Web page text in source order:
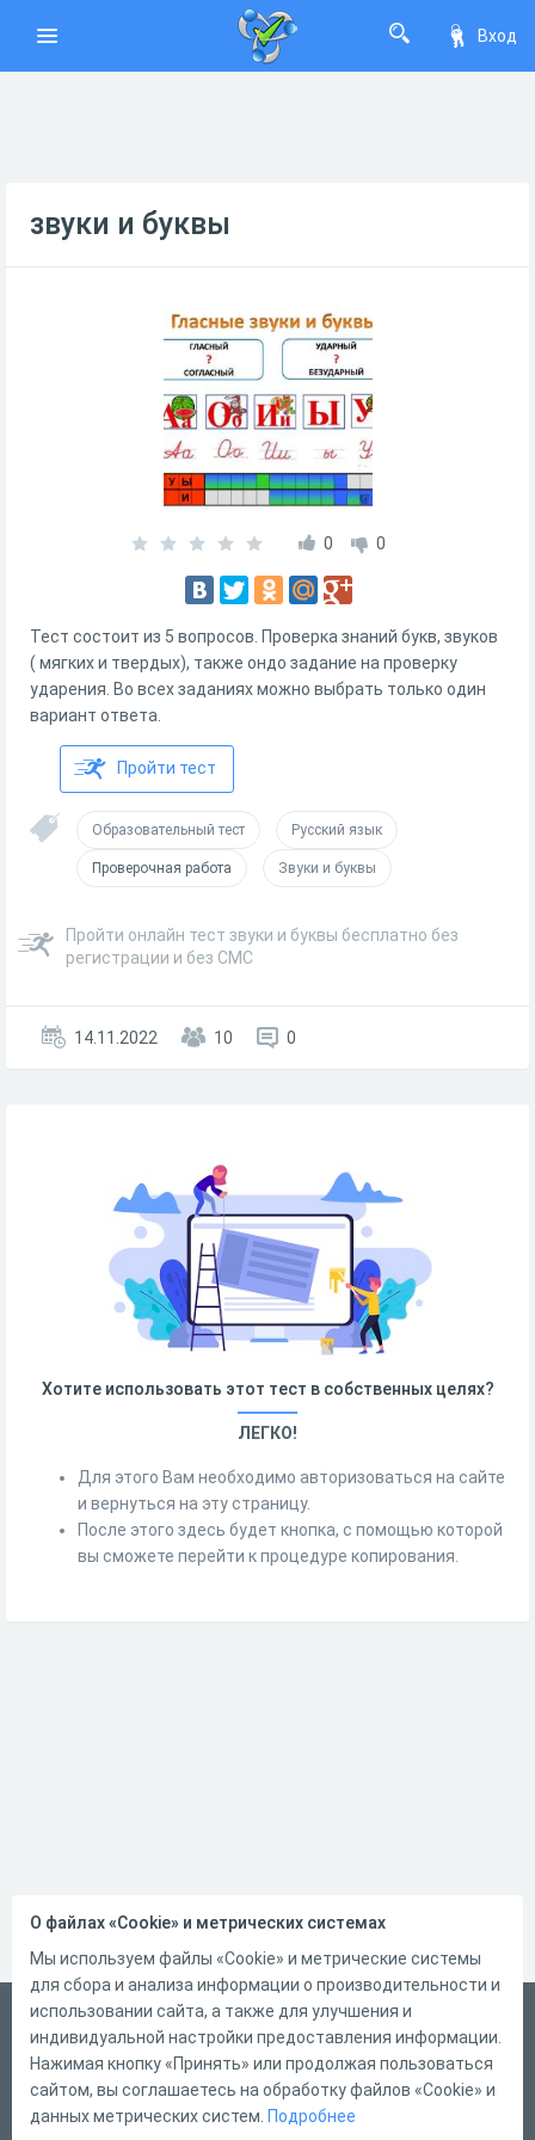
Вход
звуки и буквы
0 0
Тест состоит из 5 вопросов. Проверка знаний букв, звуков
( мягких и твердых), также ондо задание на проверку
ударения. Во всех заданиях можно выбрать только один
вариант ответа.
Пройти тест
Образовательный тест Русский язык
Проверочная работа Звуки и буквы
Пройти онлайн тест звуки и буквы бесплатно без
регистрации и без СМС
14.11.2022 10 0
Хотите использовать этот тест в собственных целях?
ЛЕГКО!
Для этого Вам необходимо авторизоваться на сайте
и вернуться на эту страницу.
После этого здесь будет кнопка, с помощью которой
вы сможете перейти к процедуре копирования.
Русский
Справка
Форма обратной связи
О файлах «Cookie» и метрических системах
Мы используем файлы «Cookie» и метрические системы
для сбора и анализа информации о производительности и
использовании сайта, а также для улучшения и
индивидуальной настройки предоставления информации.
Нажимая кнопку «Принять» или продолжая пользоваться
сайтом, вы соглашаетесь на обработку файлов «Cookie» и
данных метрических систем. Подробнее